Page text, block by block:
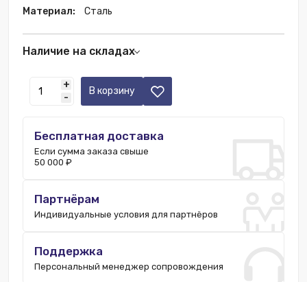
Материал:
Сталь
Наличие на складах
Москва:
32 шт.
Нижний Новгород:5 шт.
+
-
В корзину
Бесплатная доставка
Если сумма заказа свыше
50 000 ₽
Партнёрам
Индивидуальные условия для партнёров
Поддержка
Персональный менеджер сопровождения